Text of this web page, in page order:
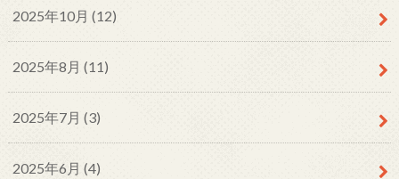
2025年10月 (12)
2025年8月 (11)
2025年7月 (3)
2025年6月 (4)